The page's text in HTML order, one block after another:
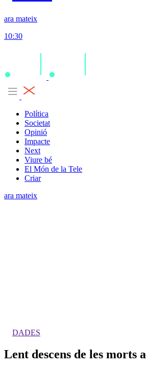
ara mateix
10:30
Política
Societat
Opinió
Impacte
Next
Viure bé
El Món de la Tele
Criar
ara mateix
DADES
Lent descens de les morts